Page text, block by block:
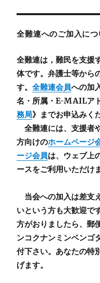
全難連へのご加入につ
全難連は，難民を支援
体です。弁護士等から
す。全難連会員への加
名・所属・E-MAILア
務局》までお申込みく
全難連には、支援者
方向けのホームページ
ージ会員は、ウェブ上
ースをご利用いただけ
当会への加入は差支
いという方も大歓迎で
方がおりましたら、郵
ンコクナンミンベンゴ
付下さい。あなたの特
げます。